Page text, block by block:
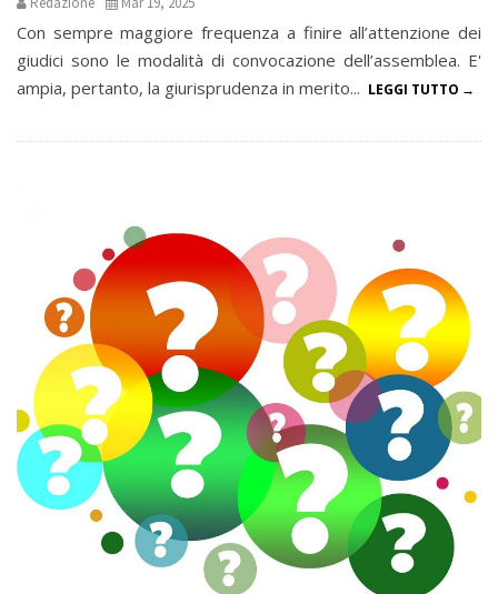
Con sempre maggiore frequenza a finire all’attenzione dei
giudici sono le modalità di convocazione dell’assemblea. E'
ampia, pertanto, la giurisprudenza in merito... LEGGI TUTTO